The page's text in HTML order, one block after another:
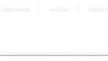
обучение наука